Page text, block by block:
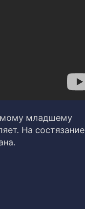
младшему
На состязание